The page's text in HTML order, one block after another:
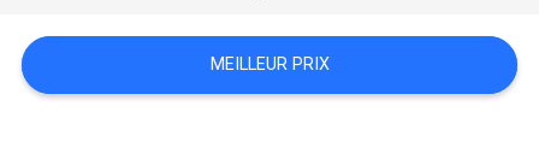
CAS
MEILLEUR PRIX